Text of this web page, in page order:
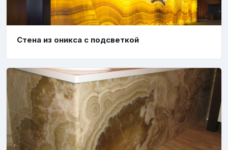
Стена из оникса с подсветкой